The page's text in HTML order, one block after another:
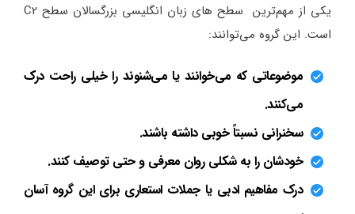
یکی از مهم‌ترین سطح های زبان انگلیسی بزرگسالان سطح C2
است. این گروه می‌توانند:
موضوعاتی که می‌خوانند یا می‌شنوند را خیلی راحت درک
می‌کنند.
سخنرانی نسبتاً خوبی داشته باشند.
خودشان را به شکلی روان معرفی و حتی توصیف کنند.
درک مفاهیم ادبی یا جملات استعاری برای این گروه آسان